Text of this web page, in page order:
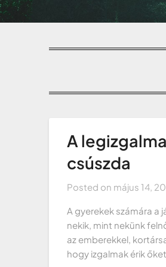
A
csúszda
Posted on május 14,
A gyerekek számára a
nekik, mint nekünk
az emberekkel,
hogy izgalmak érik